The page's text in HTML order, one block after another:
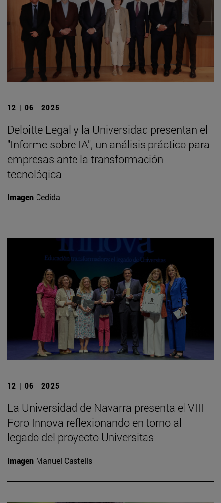
12 | 06 | 2025
Deloitte Legal y la Universidad presentan el
"Informe sobre IA", un análisis práctico para
empresas ante la transformación
tecnológica
Imagen Cedida
12 | 06 | 2025
La Universidad de Navarra presenta el VIII
Foro Innova reflexionando en torno al
legado del proyecto Universitas
Imagen Manuel Castells